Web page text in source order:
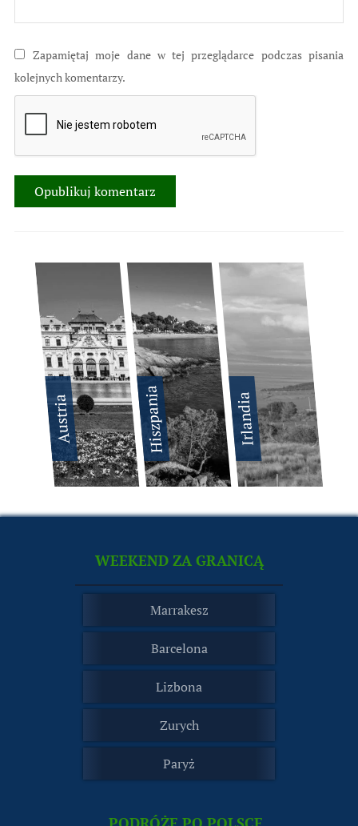
Zapamiętaj moje dane w tej przeglądarce podczas pisania
kolejnych komentarzy.
Austria Hiszpania Irlandia
WEEKEND ZA GRANICĄ
Marrakesz
Barcelona
Lizbona
Zurych
Paryż